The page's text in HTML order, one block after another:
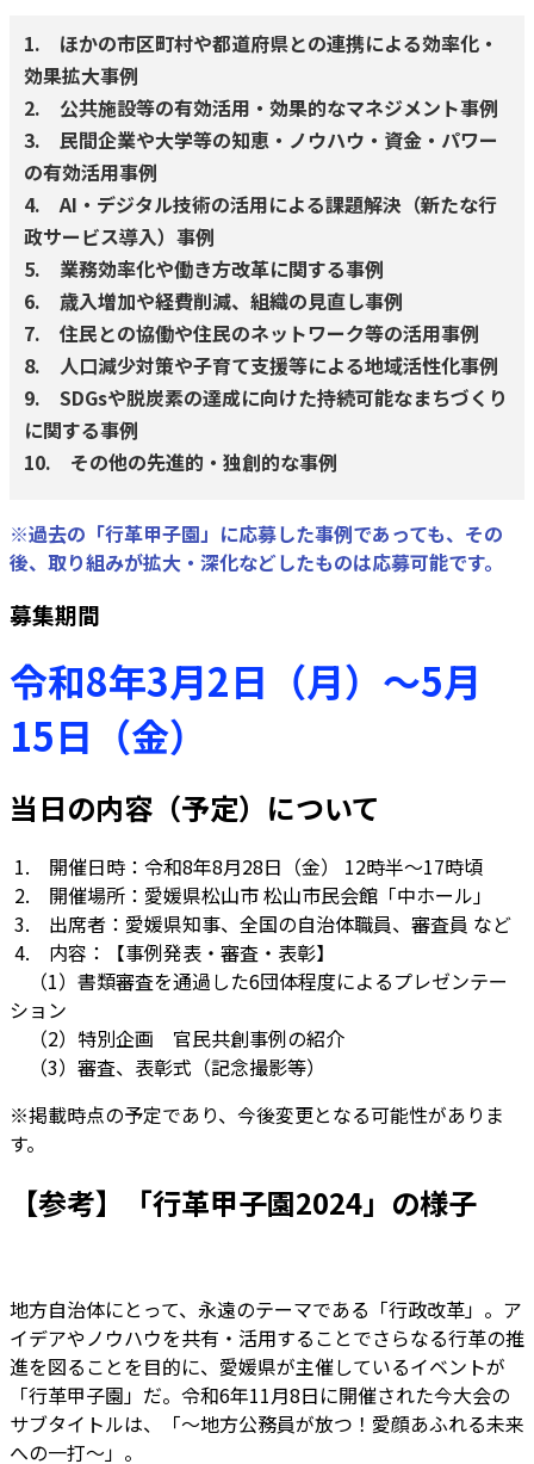
1. ほかの市区町村や都道府県との連携による効率化・
効果拡大事例
2. 公共施設等の有効活用・効果的なマネジメント事例
3. 民間企業や大学等の知恵・ノウハウ・資金・パワー
の有効活用事例
4. AI・デジタル技術の活用による課題解決（新たな行
政サービス導入）事例
5. 業務効率化や働き方改革に関する事例
6. 歳入増加や経費削減、組織の見直し事例
7. 住民との協働や住民のネットワーク等の活用事例
8. 人口減少対策や子育て支援等による地域活性化事例
9. SDGsや脱炭素の達成に向けた持続可能なまちづくり
に関する事例
10. その他の先進的・独創的な事例
※過去の「行革甲子園」に応募した事例であっても、その
後、取り組みが拡大・深化などしたものは応募可能です。
募集期間
令和8年3月2日（月）～5月
15日（金）
当日の内容（予定）について
1. 開催日時：令和8年8月28日（金） 12時半～17時頃
2. 開催場所：愛媛県松山市 松山市民会館「中ホール」
3. 出席者：愛媛県知事、全国の自治体職員、審査員 など
4. 内容：【事例発表・審査・表彰】
（1）書類審査を通過した6団体程度によるプレゼンテー
ション
（2）特別企画 官民共創事例の紹介
（3）審査、表彰式（記念撮影等）
※掲載時点の予定であり、今後変更となる可能性がありま
す。
【参考】「行革甲子園2024」の様子
地方自治体にとって、永遠のテーマである「行政改革」。ア
イデアやノウハウを共有・活用することでさらなる行革の推
進を図ることを目的に、愛媛県が主催しているイベントが
「行革甲子園」だ。令和6年11月8日に開催された今大会の
サブタイトルは、「～地方公務員が放つ！愛顔あふれる未来
への一打～」。